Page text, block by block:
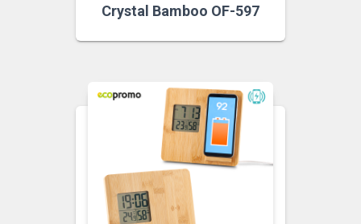
Crystal Bamboo OF-597